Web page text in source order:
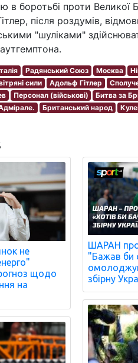
в боротьбі проти
після роздумів,
"шуліками"
Радянський Союз Москва
сили Адольф Гітлер
Персонал (військові) Битва за
Британський народ
не
щодо
на
ШАРАН про
"Бажав би
збірну